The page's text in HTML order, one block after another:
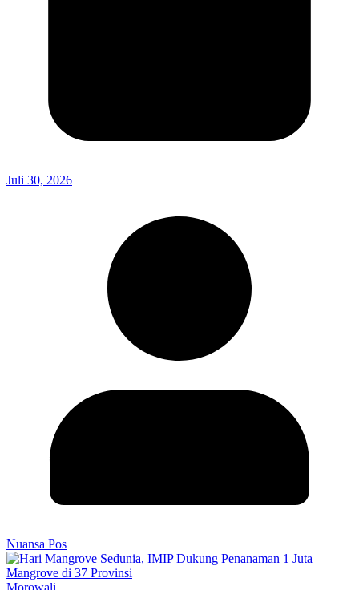
Juli 30, 2026
Nuansa Pos
Morowali